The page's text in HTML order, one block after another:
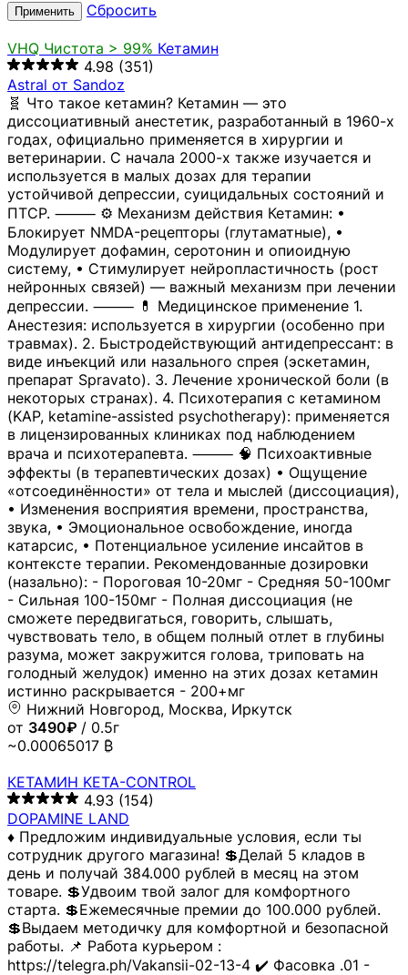
Применить Сбросить
VHQ Чистота > 99% Кетамин
4.98 (351)
Astral от Sandoz
🧬 Что такое кетамин? Кетамин — это
диссоциативный анестетик, разработанный в 1960-х
годах, официально применяется в хирургии и
ветеринарии. С начала 2000-х также изучается и
используется в малых дозах для терапии
устойчивой депрессии, суицидальных состояний и
ПТСР. ⸻ ⚙️ Механизм действия Кетамин: •
Блокирует NMDA-рецепторы (глутаматные), •
Модулирует дофамин, серотонин и опиоидную
систему, • Стимулирует нейропластичность (рост
нейронных связей) — важный механизм при лечении
депрессии. ⸻ 💊 Медицинское применение 1.
Анестезия: используется в хирургии (особенно при
травмах). 2. Быстродействующий антидепрессант: в
виде инъекций или назального спрея (эскетамин,
препарат Spravato). 3. Лечение хронической боли (в
некоторых странах). 4. Психотерапия с кетамином
(KAP, ketamine-assisted psychotherapy): применяется
в лицензированных клиниках под наблюдением
врача и психотерапевта. ⸻ 🧠 Психоактивные
эффекты (в терапевтических дозах) • Ощущение
«отсоединённости» от тела и мыслей (диссоциация),
• Изменения восприятия времени, пространства,
звука, • Эмоциональное освобождение, иногда
катарсис, • Потенциальное усиление инсайтов в
контексте терапии. Рекомендованные дозировки
(назально): - Пороговая 10-20мг - Средняя 50-100мг
- Сильная 100-150мг - Полная диссоциация (не
сможете передвигаться, говорить, слышать,
чувствовать тело, в общем полный отлет в глубины
разума, может закружится голова, триповать на
голодный желудок) именно на этих дозах кетамин
истинно раскрывается - 200+мг
Нижний Новгород, Москва, Иркутск
от 3490₽ / 0.5г
~0.00065017 ₿
КЕТАМИН KETA-CONTROL
4.93 (154)
DOPAMINE LAND
♦️ Предложим индивидуальные условия, если ты
сотрудник другого магазина! 💲Делай 5 кладов в
день и получай 384.000 рублей в месяц на этом
товаре. 💲Удвоим твой залог для комфортного
старта. 💲Ежемесячные премии до 100.000 рублей.
💲Выдаем методичку для комфортной и безопасной
работы. 📌 Работа курьером :
https://telegra.ph/Vakansii-02-13-4 ✔️ Фасовка .01 -